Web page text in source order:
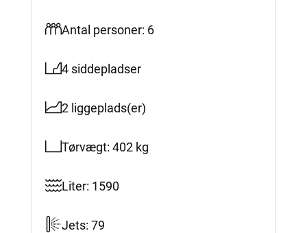
Antal personer: 6
4 siddepladser
2 liggeplads(er)
Tørvægt: 402 kg
Liter: 1590
Jets: 79